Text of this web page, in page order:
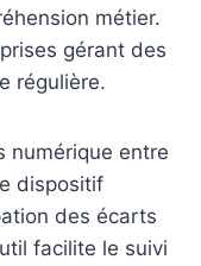
métier.
gérant des
régulière.
numérique entre
dispositif
des écarts
facilite le suivi